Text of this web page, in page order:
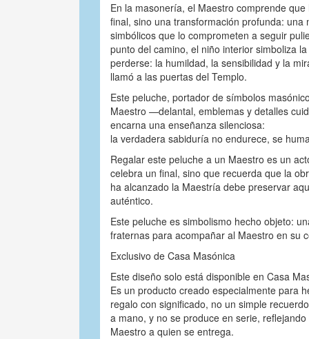
En la masonería, el Maestro comprende
final, sino una transformación profunda: una
simbólicos que lo comprometen a seguir
punto del camino, el niño interior simboliza
perderse: la humildad, la sensibilidad y la
llamó a las puertas del Templo.
Este peluche, portador de símbolos
Maestro —delantal, emblemas y detalles
encarna una enseñanza silenciosa:
la verdadera sabiduría no endurece, se
Regalar este peluche a un Maestro es un
celebra un final, sino que recuerda que la
ha alcanzado la Maestría debe preservar
auténtico.
Este peluche es simbolismo hecho objeto:
fraternas para acompañar al Maestro en su
Exclusivo de Casa Masónica
Este diseño solo está disponible en Casa
Es un producto creado especialmente para
regalo con significado, no un simple
a mano, y no se produce en serie,
Maestro a quien se entrega.